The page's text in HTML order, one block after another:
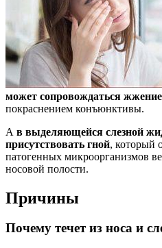
может сопровождаться
покраснением конъюнктивы.
А в выделяющейся слезной
присутствовать гной, который
патогенных микроорганизмов
носовой полости.
Причины
Почему течет из носа и